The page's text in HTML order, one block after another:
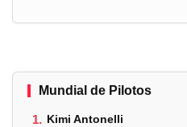
Mundial de Pilotos
1. Kimi Antonelli